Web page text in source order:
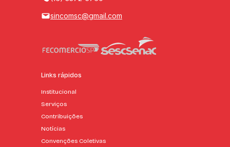
sincomsc@gmail.com
Links rápidos
Institucional
Serviços
Contribuições
Notícias
Convenções Coletivas